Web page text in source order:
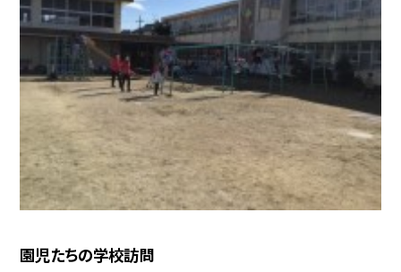
園児たちの学校訪問